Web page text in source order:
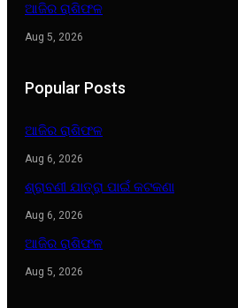
ଆଜିର ରାଶିଫଳ
Aug 5, 2026
Popular Posts
ଆଜିର ରାଶିଫଳ
Aug 6, 2026
ଶ୍ରାବଣୀ ଯାତ୍ରା ପାଇଁ କଟକଣା
Aug 6, 2026
ଆଜିର ରାଶିଫଳ
Aug 5, 2026